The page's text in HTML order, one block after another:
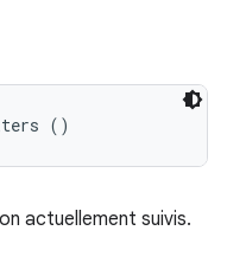
()
actuellement suivis.